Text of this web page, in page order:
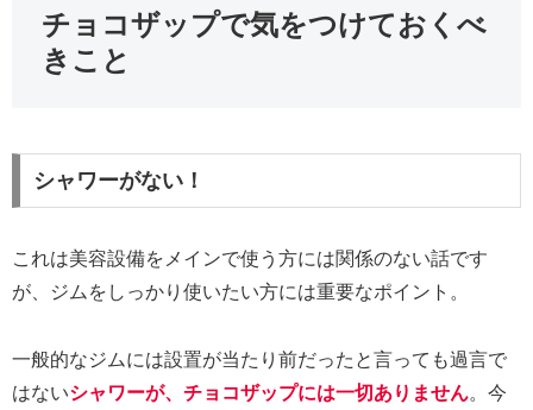
チョコザップで気をつけておくべ
きこと
シャワーがない！
これは美容設備をメインで使う方には関係のない話です
が、ジムをしっかり使いたい方には重要なポイント。
一般的なジムには設置が当たり前だったと言っても過言で
はないシャワーが、チョコザップには一切ありません。今